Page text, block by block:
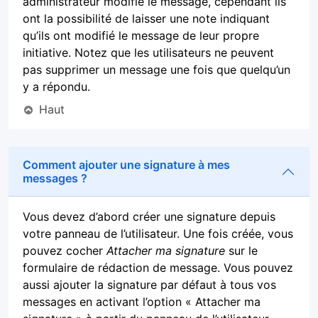
ont la possibilité de laisser une note indiquant
qu’ils ont modifié le message de leur propre
initiative. Notez que les utilisateurs ne peuvent
pas supprimer un message une fois que quelqu’un
y a répondu.
Haut
Comment ajouter une signature à mes
messages ?
Vous devez d’abord créer une signature depuis
votre panneau de l’utilisateur. Une fois créée, vous
pouvez cocherAttacher ma signature sur le
formulaire de rédaction de message. Vous pouvez
aussi ajouter la signature par défaut à tous vos
messages en activant l’option « Attacher ma